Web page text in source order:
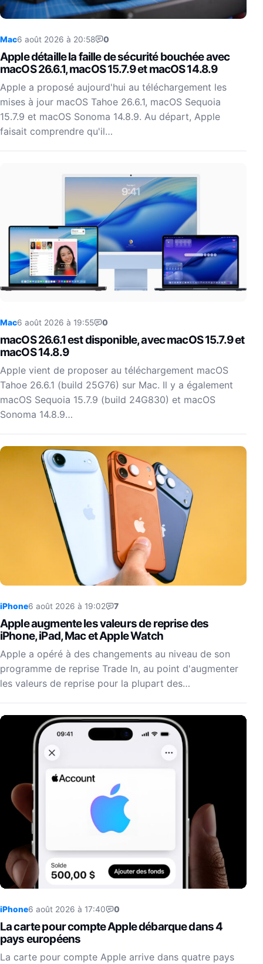
Mac6 août 2026 à 20:58 0
Apple détaille la faille de sécurité bouchée avec
macOS 26.6.1, macOS 15.7.9 et macOS 14.8.9
Apple a proposé aujourd'hui au téléchargement les
mises à jour macOS Tahoe 26.6.1, macOS Sequoia
15.7.9 et macOS Sonoma 14.8.9. Au départ, Apple
faisait comprendre qu'il…
Mac6 août 2026 à 19:55 0
macOS 26.6.1 est disponible, avec macOS 15.7.9 et
macOS 14.8.9
Apple vient de proposer au téléchargement macOS
Tahoe 26.6.1 (build 25G76) sur Mac. Il y a également
macOS Sequoia 15.7.9 (build 24G830) et macOS
Sonoma 14.8.9…
iPhone6 août 2026 à 19:02 7
Apple augmente les valeurs de reprise des
iPhone, iPad, Mac et Apple Watch
Apple a opéré à des changements au niveau de son
programme de reprise Trade In, au point d'augmenter
les valeurs de reprise pour la plupart des…
iPhone6 août 2026 à 17:40 0
La carte pour compte Apple débarque dans 4
pays européens
La carte pour compte Apple arrive dans quatre pays